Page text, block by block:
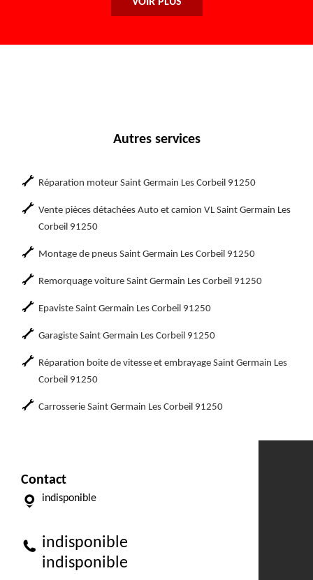
Autres services
Réparation moteur Saint Germain Les Corbeil 91250
Vente pièces détachées Auto et camion VL Saint Germain Les
Corbeil 91250
Montage de pneus Saint Germain Les Corbeil 91250
Remorquage voiture Saint Germain Les Corbeil 91250
Epaviste Saint Germain Les Corbeil 91250
Garagiste Saint Germain Les Corbeil 91250
Réparation boite de vitesse et embrayage Saint Germain Les
Corbeil 91250
Carrosserie Saint Germain Les Corbeil 91250
Contact
indisponible
indisponible
indisponible